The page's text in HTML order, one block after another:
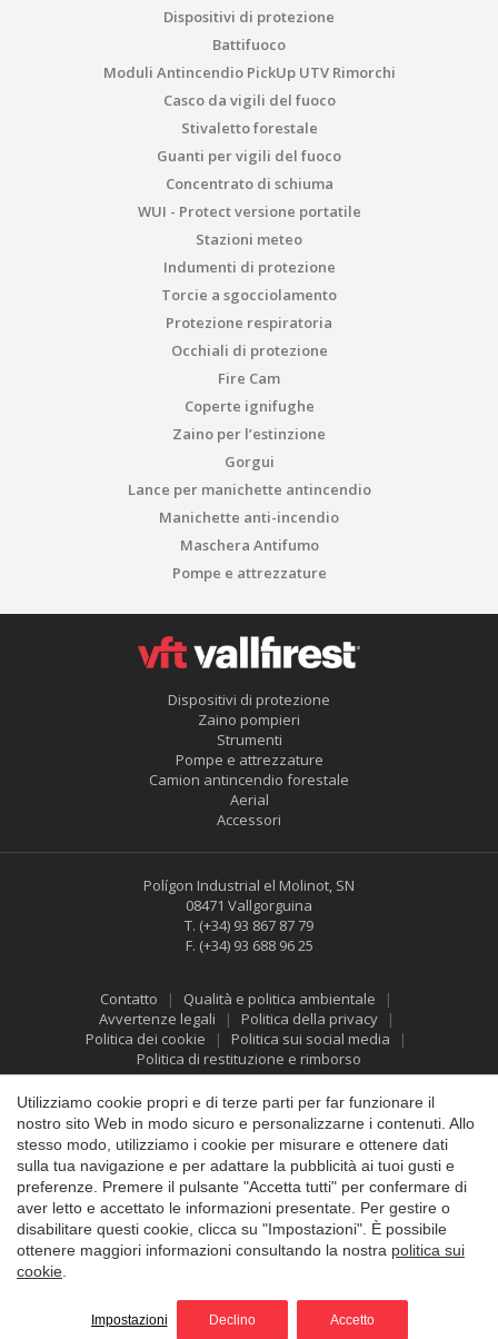
Dispositivi di protezione
Battifuoco
Moduli Antincendio PickUp UTV Rimorchi
Casco da vigili del fuoco
Stivaletto forestale
Guanti per vigili del fuoco
Concentrato di schiuma
WUI - Protect versione portatile
Stazioni meteo
Indumenti di protezione
Torcie a sgocciolamento
Protezione respiratoria
Occhiali di protezione
Fire Cam
Coperte ignifughe
Zaino per l’estinzione
Gorgui
Lance per manichette antincendio
Manichette anti-incendio
Maschera Antifumo
Pompe e attrezzature
Dispositivi di protezione
Zaino pompieri
Strumenti
Pompe e attrezzature
Camion antincendio forestale
Aerial
Accessori
Polígon Industrial el Molinot, SN
08471 Vallgorguina
T. (+34) 93 867 87 79
F. (+34) 93 688 96 25
Contatto
Qualità e politica ambientale
Avvertenze legali
Politica della privacy
Politica dei cookie
Politica sui social media
Politica di restituzione e rimborso
All rights reserved
byiEstrategic
Utilizziamo cookie propri e di terze parti per far funzionare il
nostro sito Web in modo sicuro e personalizzarne i contenuti. Allo
stesso modo, utilizziamo i cookie per misurare e ottenere dati
sulla tua navigazione e per adattare la pubblicità ai tuoi gusti e
preferenze. Premere il pulsante "Accetta tutti" per confermare di
aver letto e accettato le informazioni presentate. Per gestire o
disabilitare questi cookie, clicca su "Impostazioni". È possibile
ottenere maggiori informazioni consultando la nostra politica sui
cookie
Impostazioni Declino Accetto